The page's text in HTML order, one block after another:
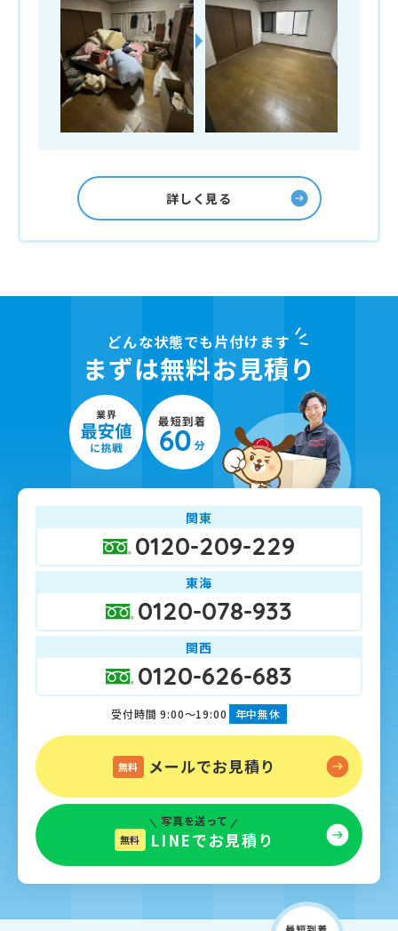
詳しく見る
どんな状態でも片付けます
まずは無料お見積り
関東
0120-209-229
東海
0120-078-933
関西
0120-626-683
受付時間 9:00～19:00 年中無休
無料 メールでお見積り
写真を送って
無料 LINEでお見積り